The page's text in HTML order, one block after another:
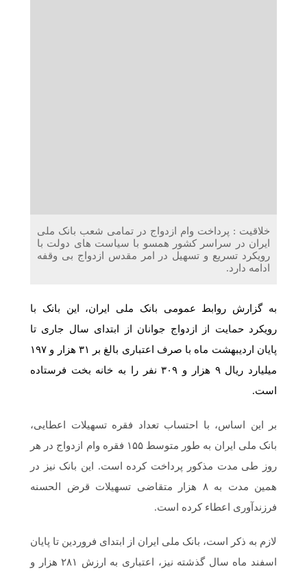
خلاقیت : پرداخت وام ازدواج در تمامی شعب بانک ملی
ایران در سراسر کشور همسو با سیاست های دولت با
رویکرد تسریع و تسهیل در امر مقدس ازدواج بی وقفه
ادامه دارد.
به گزارش روابط عمومی بانک ملی ایران، این بانک با
رویکرد حمایت از ازدواج جوانان از ابتدای سال جاری تا
پایان اردیبهشت ماه با صرف اعتباری بالغ بر ۳۱ هزار و ۱۹۷
میلیارد ریال ۹ هزار و ۳۰۹ نفر را به خانه بخت فرستاده
است.
بر این اساس، با احتساب تعداد فقره تسهیلات اعطایی،
بانک ملی ایران به طور متوسط ۱۵۵ فقره وام ازدواج در هر
روز طی مدت مذکور پرداخت کرده است. این بانک نیز در
همین مدت به ۸ هزار متقاضی تسهیلات قرض الحسنه
فرزندآوری اعطاء کرده است.
لازم به ذکر است، بانک ملی ایران از ابتدای فروردین تا پایان
اسفند ماه سال گذشته نیز، اعتباری به ارزش ۲۸۱ هزار و